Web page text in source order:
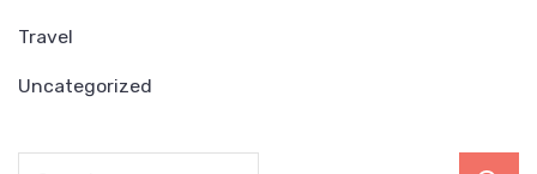
Travel
Uncategorized